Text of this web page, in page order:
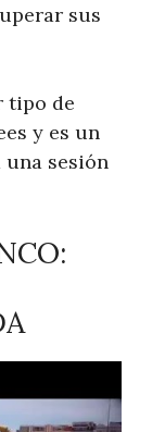
sus
tipo de
y es un
sesión